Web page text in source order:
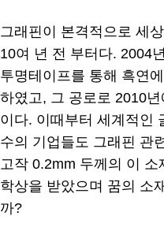
그래핀이 본격적으로 세
10여 년 전 부터다. 2004
투명테이프를 통해 흑연
하였고, 그 공로로 2010
이다. 이때부터 세계적인
수의 기업들도 그래핀 관
고작 0.2mm 두께의 이 소
학상을 받았으며 꿈의 소
까?